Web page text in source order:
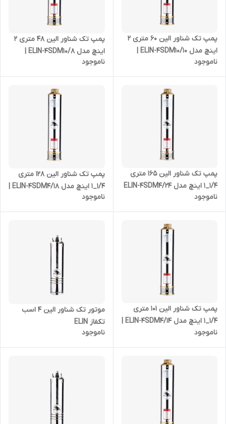
پمپ تک شناور الین 60 متری 2
شناور استیل 2 اسب بدون موتور
ناموجود
پمپ تک شناور الین 48 متری 2
موتور
ناموجود
پمپ تک شناور الین 165 متری
1/4_1 اینچ مدل ELIN-4SDM4/24
موتور
ناموجود
پمپ تک شناور الین 128 متری
شناور استیل 2 اسب بدون موتور
ناموجود
پمپ تک شناور الین 101 متری
موتور
ناموجود
موتور تک شناور الین 4 اسب
تکفاز ELIN
ناموجود